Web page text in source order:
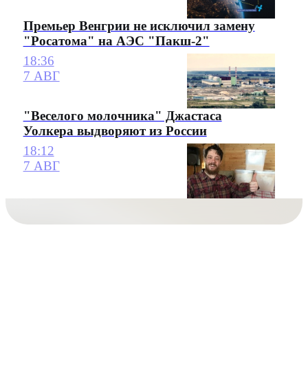
Премьер Венгрии не исключил замену
"Росатома" на АЭС "Пакш-2"
18:36
7 АВГ
"Веселого молочника" Джастаса
Уолкера выдворяют из России
18:12
7 АВГ